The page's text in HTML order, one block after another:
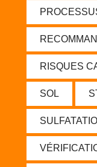
RISQUES
SOL